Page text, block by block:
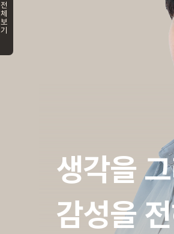
생각을
감성을